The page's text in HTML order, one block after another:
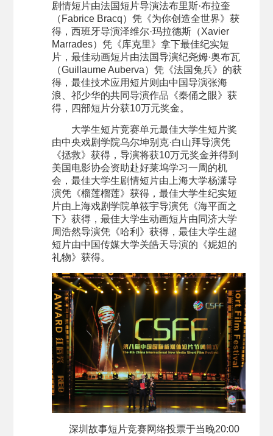
剧情短片由法国短片导演法布里斯·布拉奎
（Fabrice Bracq）凭《为你创造全世界》获
得，西班牙导演泽维尔·玛拉德斯（Xavier
Marrades）凭《库克里》拿下最佳纪实短
片，最佳动画短片由法国导演纪尧姆·奥布瓦
（Guillaume Auberva）凭《法国兔兵》的获
得，最佳技术应用短片则由中国导演张海
浪、祁少华的共同导演作品《秦俑之眼》获
得，四部短片分获10万元奖金。
大学生短片竞赛单元最佳大学生短片奖
由中央戏剧学院乌尔坤别克·白山拜导演凭
《拯救》获得，导演将获10万元奖金并得到
美国电影协会资助赴好莱坞学习一周的机
会，最佳大学生剧情短片由上海大学杨潇导
演凭《榴莲榴莲》获得，最佳大学生纪实短
片由上海戏剧学院单筱宇导演凭《海平面之
下》获得，最佳大学生动画短片由同济大学
周浩然导演凭《哈利》获得，最佳大学生超
短片由中国传媒大学关皓天导演的《妮妲的
礼物》获得。
深圳故事短片竞赛网络投票于当晚20:00